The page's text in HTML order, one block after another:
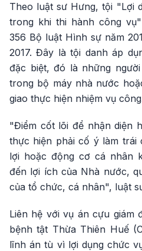
Theo luật sư Hưng, tội "Lợi
trong khi thi hành công
356 Bộ luật Hình sự năm
2017. Đây là tội danh áp
đặc biệt, đó là những
trong bộ máy nhà nước
giao thực hiện nhiệm vụ
"Điểm cốt lõi để nhận diện
thực hiện phải cố ý làm trái
lợi hoặc động cơ cá nhân
đến lợi ích của Nhà nước,
của tổ chức, cá nhân", luật
Liên hệ với vụ án cựu giám
bệnh tật Thừa Thiên Huế
lĩnh án tù vì lợi dụng chức